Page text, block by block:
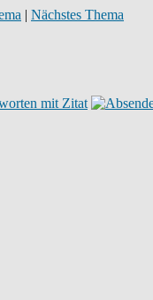
| Nächstes Thema